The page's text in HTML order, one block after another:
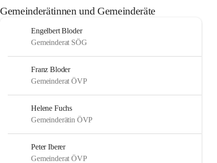
Gemeinderätinnen und Gemeinderäte
Engelbert Bloder
Gemeinderat SÖG
Franz Bloder
Gemeinderat ÖVP
Helene Fuchs
Gemeinderätin ÖVP
Peter Iberer
Gemeinderat ÖVP